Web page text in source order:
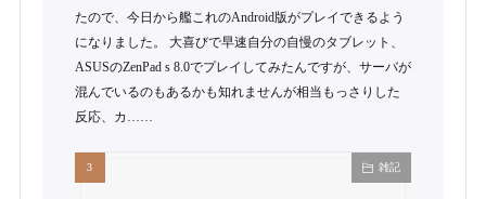
たので、今日から艦これのAndroid版がプレイできるよう
になりました。 大喜びで早速自分の自慢のタブレット、
ASUSのZenPad s 8.0でプレイしてみたんですが、サーバが
混んでいるのもあるかも知れませんが相当もっさりした
反応、カ……
雑記